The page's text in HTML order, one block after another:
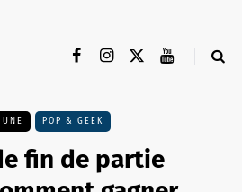
POP & GEEK
fin de partie